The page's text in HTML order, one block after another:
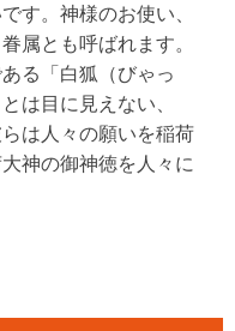
す。神様のお使い、
属とも呼ばれます。
る「白狐（びゃっ
は目に見えない、
は人々の願いを稲荷
神の御神徳を人々に